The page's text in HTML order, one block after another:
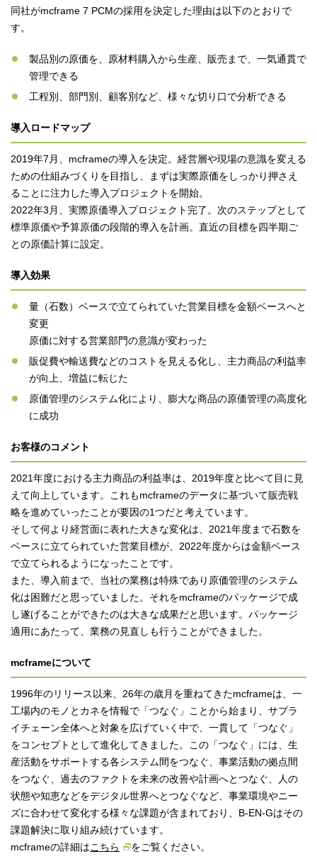
同社がmcframe 7 PCMの採用を決定した理由は以下のとおりで
す。
製品別の原価を、原材料購入から生産、販売まで、一気通貫で
管理できる
工程別、部門別、顧客別など、様々な切り口で分析できる
導入ロードマップ
2019年7月、mcframeの導入を決定。経営層や現場の意識を変える
ための仕組みづくりを目指し、まずは実際原価をしっかり押さえ
ることに注力した導入プロジェクトを開始。
2022年3月、実際原価導入プロジェクト完了。次のステップとして
標準原価や予算原価の段階的導入を計画。直近の目標を四半期ご
との原価計算に設定。
導入効果
量（石数）ベースで立てられていた営業目標を金額ベースへと
変更
原価に対する営業部門の意識が変わった
販促費や輸送費などのコストを見える化し、主力商品の利益率
が向上、増益に転じた
原価管理のシステム化により、膨大な商品の原価管理の高度化
に成功
お客様のコメント
2021年度における主力商品の利益率は、2019年度と比べて目に見
えて向上しています。これもmcframeのデータに基づいて販売戦
略を進めていったことが要因の1つだと考えています。
そして何より経営面に表れた大きな変化は、2021年度まで石数を
ベースに立てられていた営業目標が、2022年度からは金額ベース
で立てられるようになったことです。
また、導入前まで、当社の業務は特殊であり原価管理のシステム
化は困難だと思っていました。それをmcframeのパッケージで成
し遂げることができたのは大きな成果だと思います。パッケージ
適用にあたって、業務の見直しも行うことができました。
mcframeについて
1996年のリリース以来、26年の歳月を重ねてきたmcframeは、一
工場内のモノとカネを情報で「つなぐ」ことから始まり、サプラ
イチェーン全体へと対象を広げていく中で、一貫して「つなぐ」
をコンセプトとして進化してきました。この「つなぐ」には、生
産活動をサポートする各システム間をつなぐ、事業活動の拠点間
をつなぐ、過去のファクトを未来の改善や計画へとつなぐ、人の
状態や知恵などをデジタル世界へとつなぐなど、事業環境やニー
ズに合わせて変化する様々な課題が含まれており、B-EN-Gはその
課題解決に取り組み続けています。
mcframeの詳細はこちら をご覧ください。